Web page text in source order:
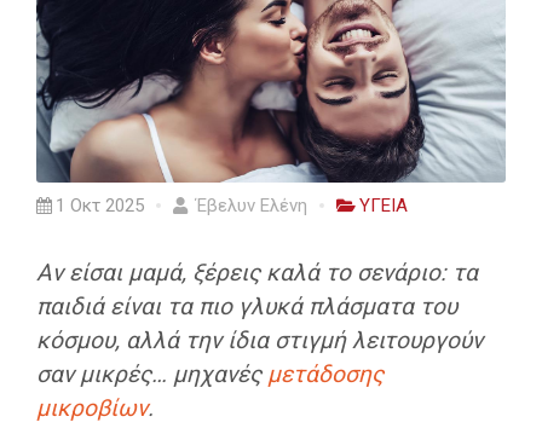
1 Οκτ 2025 Έβελυν Ελένη ΥΓΕΙΑ
Αν είσαι μαμά, ξέρεις καλά το σενάριο: τα
παιδιά είναι τα πιο γλυκά πλάσματα του
κόσμου, αλλά την ίδια στιγμή λειτουργούν
σαν μικρές… μηχανές μετάδοσης
μικροβίων.